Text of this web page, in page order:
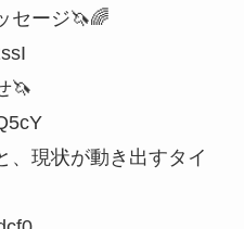
セージ🦄🌈
🦄
、現状が動き出すタイ